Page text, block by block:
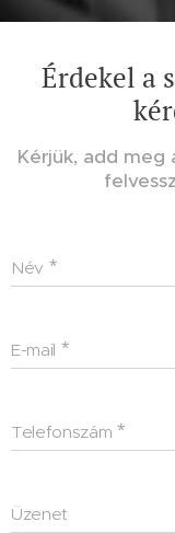
Érdekel a
Kérjük, add
Név
E-mail
Telefonszám
Üzenet